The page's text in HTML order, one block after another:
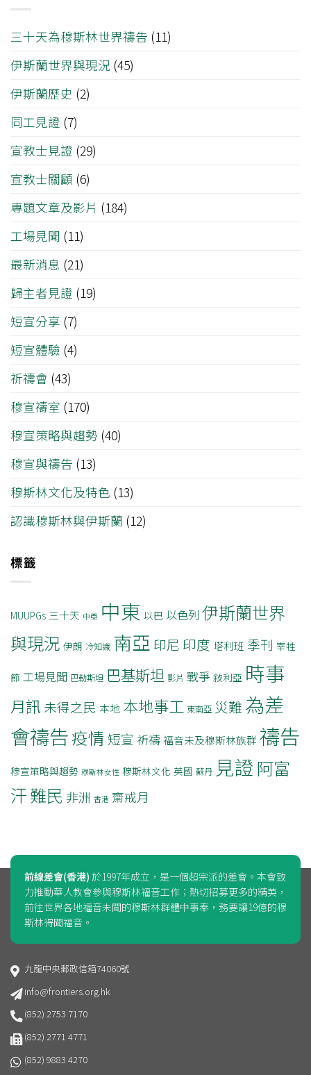
三十天為穆斯林世界禱告 (11)
伊斯蘭世界與現況 (45)
伊斯蘭歷史 (2)
同工見證 (7)
宣教士見證 (29)
宣教士關顧 (6)
專題文章及影片 (184)
工場見聞 (11)
最新消息 (21)
歸主者見證 (19)
短宣分享 (7)
短宣體驗 (4)
祈禱會 (43)
穆宣禱室 (170)
穆宣策略與趨勢 (40)
穆宣與禱告 (13)
穆斯林文化及特色 (13)
認識穆斯林與伊斯蘭 (12)
標籤
MUUPGs 三十天 中亞 中東 以巴 以色列 伊斯蘭世界
與現況 伊朗 冷知識 南亞 印尼 印度 塔利班 季刊 宰牲
節 工場見聞 巴勒斯坦 巴基斯坦 影片 戰爭 敍利亞 時事
月訊 未得之民 本地 本地事工 東南亞 災難 為差
會禱告疫情 短宣 祈禱福音未及穆斯林族群 禱告
穆宣策略與趨勢 穆斯林女性 穆斯林文化 英國 蘇丹 見證 阿富
汗難民 非洲 香港 齋戒月
前線差會(香港) 於1997年成立，是一個超宗派的差會。本會致
力推動華人教會參與穆斯林福音工作；熱切招募更多的精英，
前往世界各地福音未聞的穆斯林群體中事奉，務要讓19億的穆
斯林得聞福音。
九龍中央郵政信箱74060號
info@frontiers.org.hk
(852) 2753 7170
(852) 2771 4771
(852) 9883 4270